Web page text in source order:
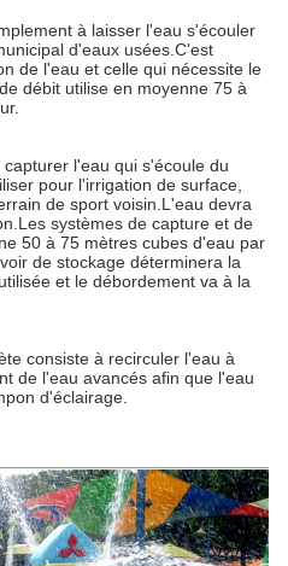
à laisser l'eau s'écouler
d'eaux usées.C'est
de l'eau et celle qui nécessite le
débit utilise en moyenne 75 à
l'eau qui s'écoule du
pour l'irrigation de surface,
de sport voisin.L'eau devra
systèmes de capture et de
50 à 75 mètres cubes d'eau par
de stockage déterminera la
et le débordement va à la
consiste à recirculer l'eau à
de l'eau avancés afin que l'eau
d'éclairage.